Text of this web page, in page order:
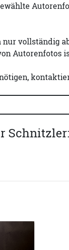
nur vollständig
Autorenfotos
oder ISBN